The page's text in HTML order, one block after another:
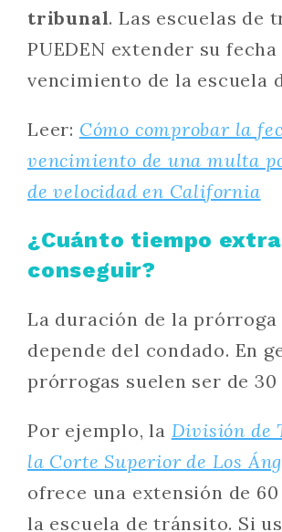
tribunal. Las escuelas de
PUEDEN extender su fecha
vencimiento de la escuela
Leer: Cómo comprobar la
vencimiento de una multa
de velocidad en California
¿Cuánto tiempo
conseguir?
La duración de la prórroga
depende del condado. En
prórrogas suelen ser de 30
Por ejemplo, la División de
la Corte Superior de Los
ofrece una extensión de
la escuela de tránsito. Si